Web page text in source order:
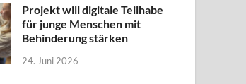
Projekt will digitale Teilhabe
für junge Menschen mit
Behinderung stärken
24. Juni 2026